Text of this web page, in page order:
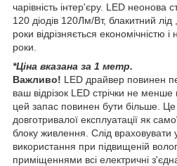
чарівність інтер'єру. LED неонова
120 діодів 120Лм/Вт, блакитний лід
роки відрізняється економічністю
роки.
*Ціна вказана за 1 метр.
Важливо! LED драйвер повинен
ваш відрізок LED стрічки не
цей запас повинен бути більше. Це
довготривалої експлуатації як
блоку живлення. Слід враховувати
використання при підвищеній
приміщеннями всі електричні